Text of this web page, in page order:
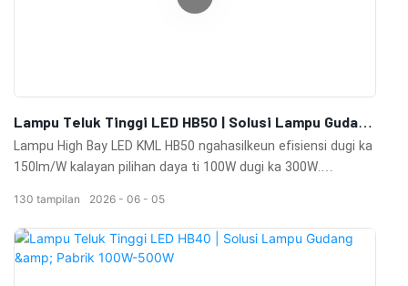
Lampu Teluk Tinggi LED HB50 | Solusi Lampu Gudang
& Industri UFO 150lm/W
Lampu High Bay LED KML HB50 ngahasilkeun efisiensi dugi ka
150lm/W kalayan pilihan daya ti 100W dugi ka 300W.
kompatibilitas sénsor, sababaraha sudut pancaran, sareng
umur 100.000 jam pikeun gudang, pabrik, bengkel, sareng
fasilitas komérsial.
2026 06 05
130 tampilan